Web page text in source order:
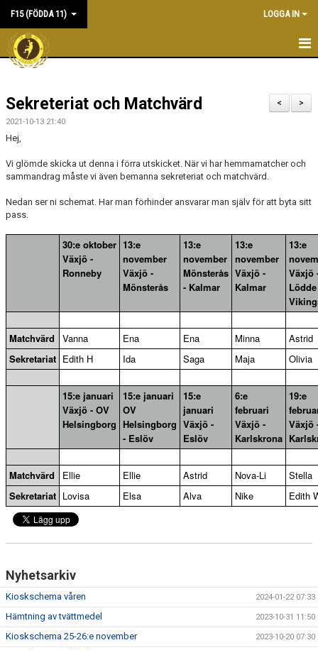
F15 (FÖDDA 11) LOGGA IN
HEM
NYHETER
KALENDER
MATCHER
>
<
Sekreteriat och Matchvärd
2021-10-13 21:40
Hej,
Vi glömde skicka ut denna i förra utskicket. När vi har hemmamatcher och
sammandrag måste vi även bemanna sekreteriat och matchvärd.
Nedan ser ni schemat. Har man förhinder ansvarar man själv för att byta sitt
pass.
30:e oktober
Växjö -
Ronneby
13:e
november
Växjö -
Mönsterås
13:e
november
Mönsterås
- Kalmar
13:e
november
Växjö -
Kalmar
13:e
Växjö
Lödde
Matchvärd Vanna Ena Ena Minna
Astrid
Sekretariat Edith H Ida Saga Maja Olivia
15:e januari
Växjö - OV
Helsingborg
15:e januari
OV
Helsingborg
- Eslöv
15:e
januari
Växjö -
Eslöv
6:e
februari
Växjö -
Karlskrona
19:e
Växjö
Matchvärd Ellie Ellie Astrid Nova-Li
Stella
Sekretariat Lovisa Elsa Alva Nike Edith
Nyhetsarkiv
Kioskschema våren 2024-01-22 07:33
Hämtning av tvättmedel 2023-10-31 11:50
Kioskschema 25-26:e november 2023-10-20 07:30